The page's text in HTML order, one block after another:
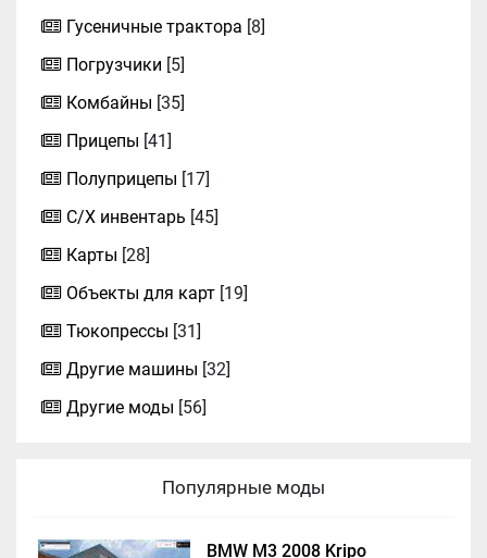
Гусеничные трактора [8]
Погрузчики [5]
Комбайны [35]
Прицепы [41]
Полуприцепы [17]
С/Х инвентарь [45]
Карты [28]
Объекты для карт [19]
Тюкопрессы [31]
Другие машины [32]
Другие моды [56]
Популярные моды
BMW M3 2008 Kripo